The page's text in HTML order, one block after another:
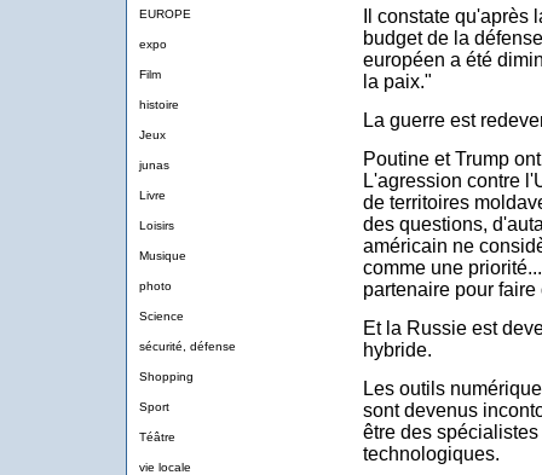
EUROPE
expo
Film
histoire
Jeux
junas
Livre
Loisirs
Musique
photo
Science
sécurité, défense
Shopping
Sport
Téâtre
vie locale
Il constate
budget de la
européen a été
la paix."
La guerre est
Poutine et Trump
L'agression contre
de territoires
des questions,
américain ne
comme une
partenaire pour faire
Et la Russie est
hybride.
Les outils
sont devenus
être des
technologiques.